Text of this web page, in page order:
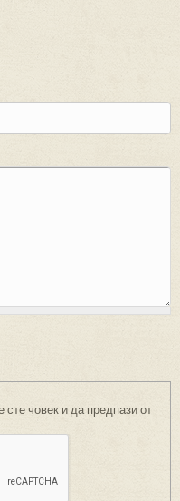
сте човек и да предпази от